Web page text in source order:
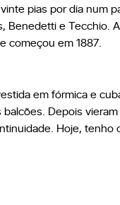
pias por dia num
e Tecchio.
começou em 1887.
em fórmica e
Depois
Hoje,